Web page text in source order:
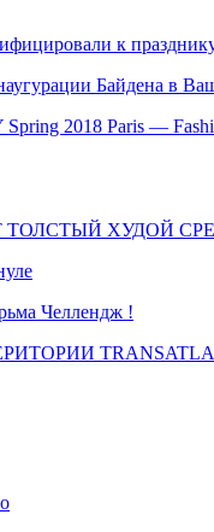
к
Байдена в
2018 Paris —
ТОЛСТЫЙ ХУДОЙ
Челлендж !